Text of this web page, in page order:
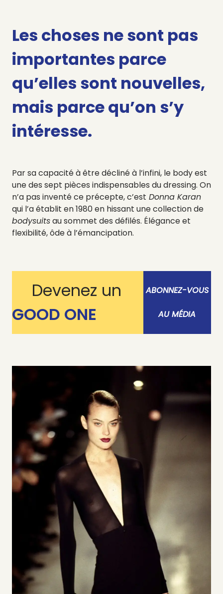
Les choses ne sont pas
importantes parce
qu’elles sont nouvelles,
mais parce qu’on s’y
intéresse.
Par sa capacité à être décliné à l’infini, le body est
une des sept pièces indispensables du dressing. On
n’a pas inventé ce précepte, c’est Donna Karan
qui l’a établit en 1980 en hissant une collection de
bodysuitsau sommet des défilés. Élégance et
flexibilité, ôde à l’émancipation.
Devenez un
GOOD ONE
ABONNEZ-VOUS
AU MÉDIA